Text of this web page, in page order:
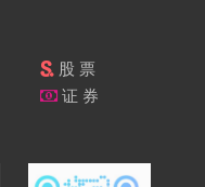
股 票
证 券